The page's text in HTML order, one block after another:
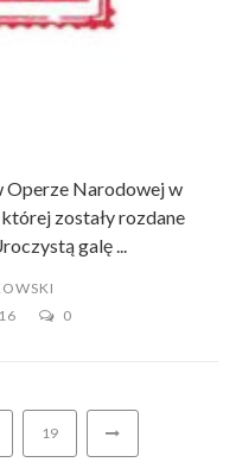
Operze Narodowej w
zostały rozdane
galę ...
0
19